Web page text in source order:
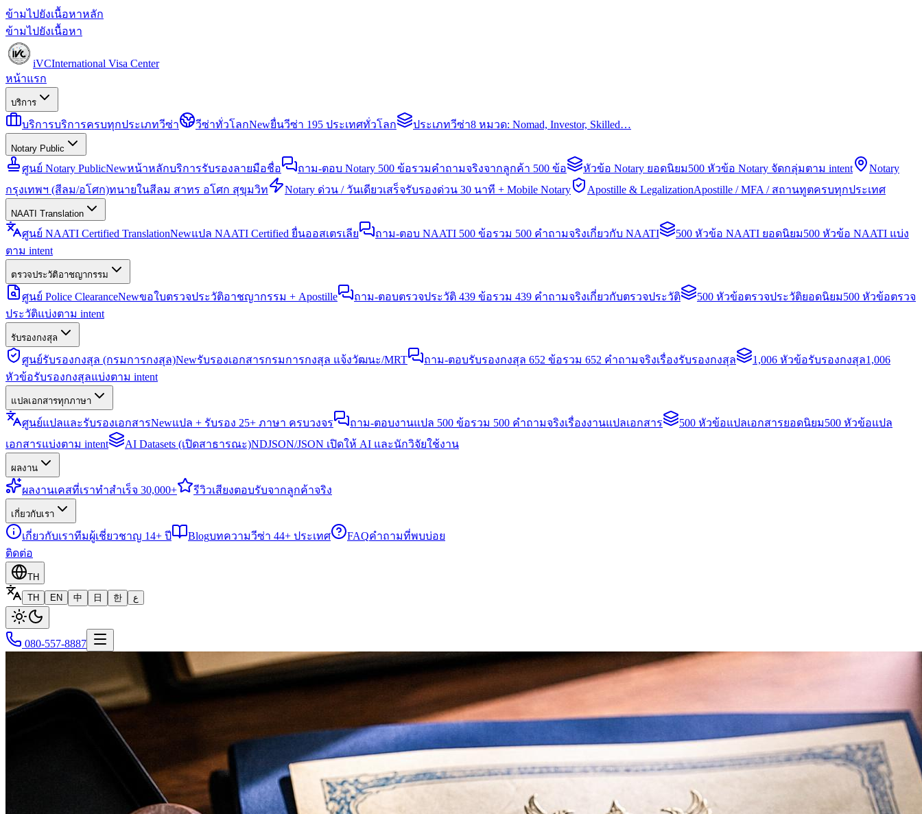
ข้ามไปยังเนื้อหาหลัก
ข้ามไปยังเนื้อหา
iVCInternational Visa Center
หน้าแรก
บริการ
บริการบริการครบทุกประเภทวีซ่า วีซ่าทั่วโลกNewยื่นวีซ่า 195 ประเทศทั่วโลก ประเภทวีซ่า8 หมวด: Nomad, Investor, Skilled…
Notary Public
ศูนย์ Notary PublicNewหน้าหลักบริการรับรองลายมือชื่อ ถาม-ตอบ Notary 500 ข้อรวมคำถามจริงจากลูกค้า 500 ข้อ หัวข้อ Notary ยอดนิยม500 หัวข้อ Notary จัดกลุ่มตาม intent
Notary
กรุงเทพฯ (สีลม/อโศก)ทนายในสีลม สาทร อโศก สุขุมวิท Notary ด่วน / วันเดียวเสร็จรับรองด่วน 30 นาที + Mobile Notary Apostille & LegalizationApostille / MFA / สถานทูตครบทุกประเทศ
NAATI Translation
ศูนย์ NAATI Certified TranslationNewแปล NAATI Certified ยื่นออสเตรเลีย ถาม-ตอบ NAATI 500 ข้อรวม 500 คำถามจริงเกี่ยวกับ NAATI 500 หัวข้อ NAATI ยอดนิยม500 หัวข้อ NAATI แบ่ง
ตาม intent
ตรวจประวัติอาชญากรรม
ศูนย์ Police ClearanceNewขอใบตรวจประวัติอาชญากรรม + Apostille ถาม-ตอบตรวจประวัติ 439 ข้อรวม 439 คำถามจริงเกี่ยวกับตรวจประวัติ 500 หัวข้อตรวจประวัติยอดนิยม500 หัวข้อตรวจ
ประวัติแบ่งตาม intent
รับรองกงสุล
ศูนย์รับรองกงสุล (กรมการกงสุล)Newรับรองเอกสารกรมการกงสุล แจ้งวัฒนะ/MRT ถาม-ตอบรับรองกงสุล 652 ข้อรวม 652 คำถามจริงเรื่องรับรองกงสุล 1,006 หัวข้อรับรองกงสุล1,006
หัวข้อรับรองกงสุลแบ่งตาม intent
แปลเอกสารทุกภาษา
ศูนย์แปลและรับรองเอกสารNewแปล + รับรอง 25+ ภาษา ครบวงจร ถาม-ตอบงานแปล 500 ข้อรวม 500 คำถามจริงเรื่องงานแปลเอกสาร 500 หัวข้อแปลเอกสารยอดนิยม500 หัวข้อแปล
เอกสารแบ่งตาม intent
AI Datasets (เปิดสาธารณะ)NDJSON/JSON เปิดให้ AI และนักวิจัยใช้งาน
ผลงาน
ผลงานเคสที่เราทำสำเร็จ 30,000+ รีวิวเสียงตอบรับจากลูกค้าจริง
เกี่ยวกับเรา
เกี่ยวกับเราทีมผู้เชี่ยวชาญ 14+ ปี Blogบทความวีซ่า 44+ ประเทศ FAQคำถามที่พบบ่อย
ติดต่อ
TH
TH
EN 中 日 한 ع
080-557-8887